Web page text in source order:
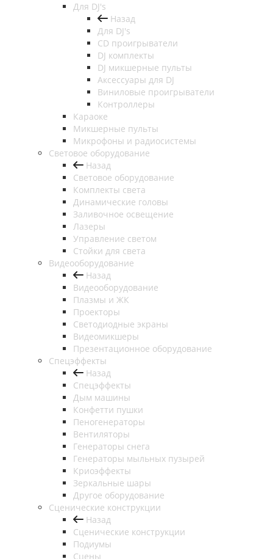
Для DJ's
Назад
Для DJ's
CD проигрыватели
DJ комплекты
DJ микшерные пульты
Аксессуары для DJ
Виниловые проигрыватели
Контроллеры
Караоке
Микшерные пульты
Микрофоны и радиосистемы
Световое оборудование
Назад
Световое оборудование
Комплекты света
Динамические головы
Заливочное освещение
Лазеры
Управление светом
Стойки для света
Видеооборудование
Назад
Видеооборудование
Плазмы и ЖК
Проекторы
Светодиодные экраны
Видеомикшеры
Презентационное оборудование
Спецэффекты
Назад
Спецэффекты
Дым машины
Конфетти пушки
Пеногенераторы
Вентиляторы
Генераторы снега
Генераторы мыльных пузырей
Криоэффекты
Зеркальные шары
Другое оборудование
Сценические конструкции
Назад
Сценические конструкции
Подиумы
Сцены